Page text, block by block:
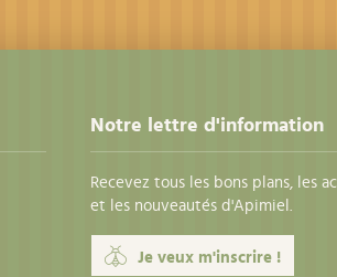
Notre lettre d'information
Recevez tous les bons plans, les
et les nouveautés d'Apimiel.
Je veux m'inscrire !